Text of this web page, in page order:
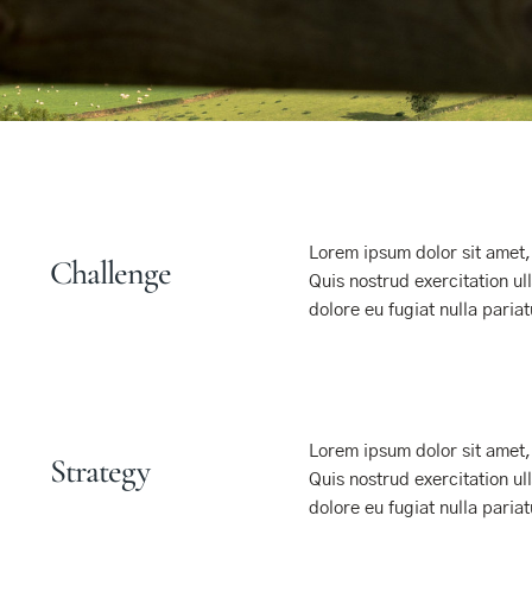
Challenge
Lorem ipsum dolor sit
Quis nostrud exercitation
dolore eu fugiat nulla
Strategy
Lorem ipsum dolor sit
Quis nostrud exercitation
dolore eu fugiat nulla